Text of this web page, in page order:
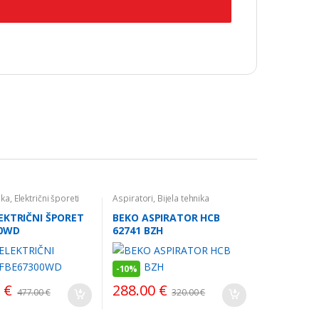
, Električni šporeti
ŠPORET
€ 477.00€
Aspiratori, Bijela tehnika
BEKO ASPIRATOR HCB
62741 BZH
-10%
288.00 € 320.00€